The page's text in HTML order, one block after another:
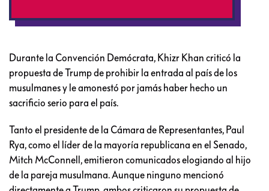
Durante la Convención Demócrata, Khizr Khan criticó la
propuesta de Trump de prohibir la entrada al país de los
musulmanes y le amonestó por jamás haber hecho un
sacrificio serio para el país.
Tanto el presidente de la Cámara de Representantes, Paul
Rya, como el líder de la mayoría republicana en el Senado,
Mitch McConnell, emitieron comunicados elogiando al hijo
de la pareja musulmana. Aunque ninguno mencionó